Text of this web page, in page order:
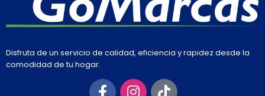
Disfruta de un servicio de calidad, eficiencia y rapidez desde la
comodidad de tu hogar.